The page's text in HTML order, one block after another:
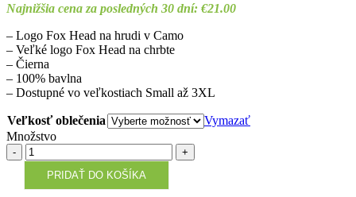
was:
is:
Najnižšia cena za posledných 30 dní: €21.00
– Logo Fox Head na hrudi v Camo
– Veľké logo Fox Head na chrbte
– Čierna
– 100% bavlna
– Dostupné vo veľkostiach Small až 3XL
Veľkosť oblečenia
Vymazať
Množstvo
Množstvo
PRIDAŤ DO KOŠÍKA